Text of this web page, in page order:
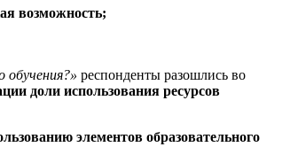
возможность;
обучения?» респонденты разошлись во
доли использования ресурсов
элементов образовательного